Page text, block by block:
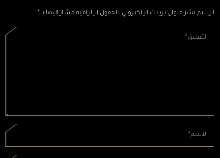
لن يتم نشر عنوان بريدك الإلكتروني. الحقول الإلزامية مشار إليها بـ *